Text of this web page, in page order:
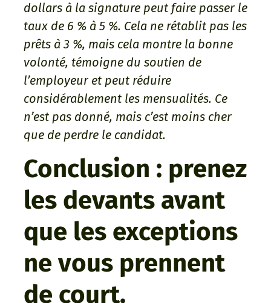
dollars à la signature peut faire passer le
taux de 6 % à 5 %. Cela ne rétablit pas les
prêts à 3 %, mais cela montre la bonne
volonté, témoigne du soutien de
l’employeur et peut réduire
considérablement les mensualités. Ce
n’est pas donné, mais c’est moins cher
que de perdre le candidat.
Conclusion : prenez
les devants avant
que les exceptions
ne vous prennent
de court.